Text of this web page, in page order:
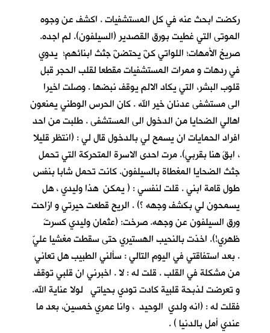
ركضت ابحث عنه في كل المستشفيات . اكشف عن وجوه
الموتى التي غطيت بورق القصدير (السيلفون). لم اجده.
صريخ الأمهات؛ اللواتي كنّ يحتضنّ جثث ابنائهم؛ يدوي
في ردهات و ممرات المستشفيات مقطعا لقلب الحجر قبل
قلوب البشر، التي يكاد الالم يوقف نبضها . وصلت اخيرا
الى مستشفى عدنان خير الله . كان الحرس الوطني يمنعون
اهالي الضحايا من الدخول الى المستشفى . طلبت من احد
افراد الحمايات ان يسمح لي بالدخول قال لي : (انتظر قليلا
، ابقَ هنا بقربي). مرت احدى الاسرة المتحركة التي تحمل
جثث الضحايا المغطاة بالسيلفون. كانت تحمل شابا بنفس
طول قامة ابني . قلت لنفسي : ( يمكن هذا وليدي ، هل
يسمحون لي بكشف وجهه ؟) . الريح قطعت حيرتي و ازاحت
ورق السيلفون عن وجهه. صرخت: (عثمان وليدي كسرتَ
ظهري!). اخذت بالنحيب الهستيري حتى سقطت مغشيا عليّ
. بعد استفاقتي في اليوم التالي : سألني الطبيب هل تعاني
من مشكلة في القلب . قلت له : لا . اخبرني ان قلبي توقف
و تعرضت لذبحة قلبية كادت تودي بحياتي لولا عناية الله.
فقلت له : (انه ولدي الوحيد ، وانا عمري خمسين، بعد ما
عندي أمل بالدنيا ) .